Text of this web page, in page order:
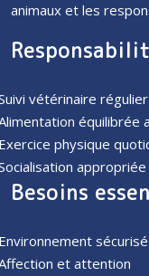
animaux et les
vétérinaire régulier
équilibrée
physique
appropriée
Besoins
sécurisé
et attention